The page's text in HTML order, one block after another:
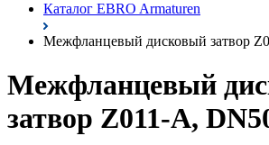
Каталог EBRO Armaturen
Межфланцевый дисковый затвор
Межфланцевый
затвор Z011-A,